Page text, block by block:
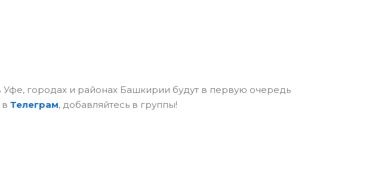
городах и районах Башкирии будут в первую очередь
Телеграм, добавляйтесь в группы!